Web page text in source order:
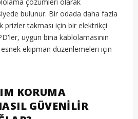
bulunur. Bir odada daha fazla
prizler takması için bir elektrikçi
uygun bina kablolamasının
ekipman düzenlemeleri için
KORUMA
GÜVENILIR